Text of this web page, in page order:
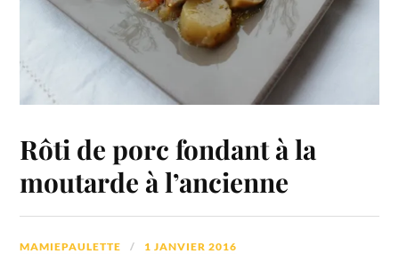
Rôti de porc fondant à la
moutarde à l’ancienne
MAMIEPAULETTE 1 JANVIER 2016